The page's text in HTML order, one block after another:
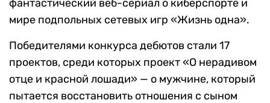
фантастический веб-сериал о киберспорте и
мире подпольных сетевых игр «Жизнь одна».
Победителями конкурса дебютов стали 17
проектов, среди которых проект «О нерадивом
отце и красной лошади» — о мужчине, который
пытается восстановить отношения с сыном